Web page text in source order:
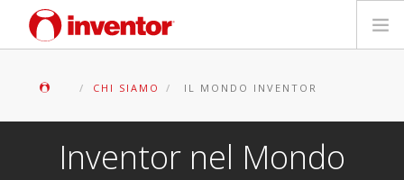
Biblioteca multimediale
Blog
CHI SIAMO IL MONDO INVENTOR
Inventor nel Mondo